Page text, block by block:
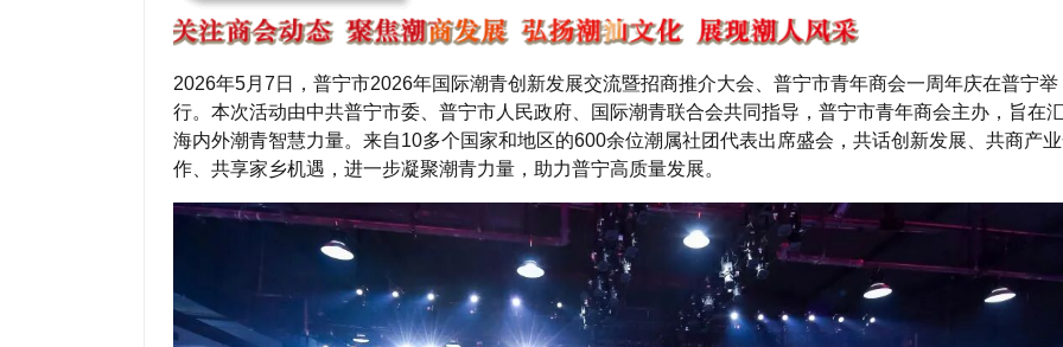
2026年5月7日，普宁市2026年国际潮青创新发展交流暨招商推介大会、普宁市青年商会一周年庆在普宁举
行。本次活动由中共普宁市委、普宁市人民政府、国际潮青联合会共同指导，普宁市青年商会主办，旨在
海内外潮青智慧力量。 来自10多个国家和地区的600余位潮属社团代表出席盛会， 共话创新发展、共商产
作、共享家乡机遇，进一步凝聚潮青力量，助力普宁高质量发展。